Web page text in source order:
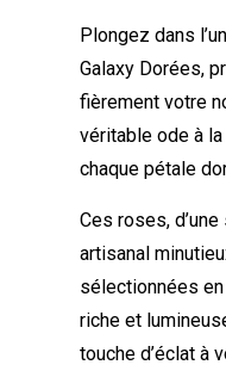
Plongez dans
Galaxy Dorées,
fièrement votre
véritable ode à
chaque pétale
Ces roses,
artisanal
sélectionnées
riche et
touche d’éclat à